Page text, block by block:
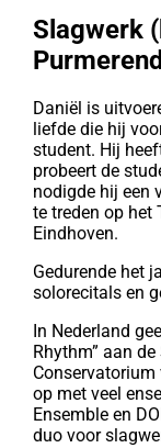
Slagwerk
Purmerend
Daniël is
liefde die hij
student. Hij
probeert de
nodigde hij een
te treden op het
Eindhoven.
Gedurende het
solorecitals en
In Nederland
Rhythm” aan
op met veel
Ensemble en
duo voor